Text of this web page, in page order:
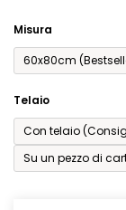
Misura
60x80cm
Telaio
Con telaio
Su un pezzo di